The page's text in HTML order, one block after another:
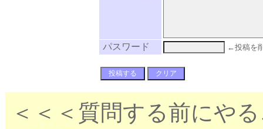
パスワード ←投稿を
＜＜＜質問する前にや